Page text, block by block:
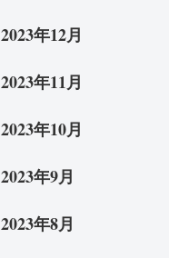
2023年12月
2023年11月
2023年10月
2023年9月
2023年8月